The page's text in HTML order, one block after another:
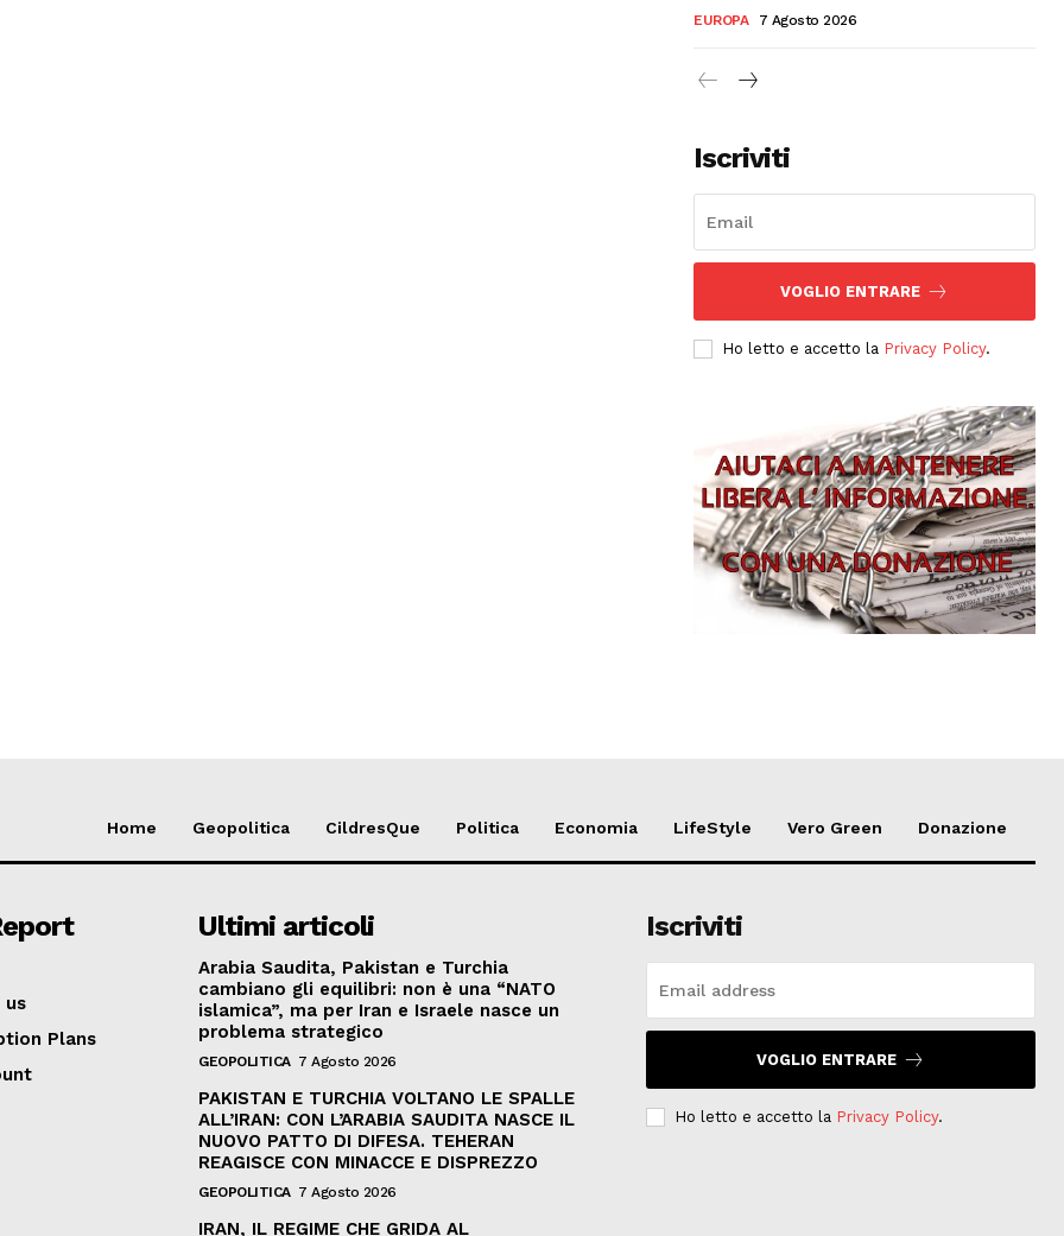
EUROPA 7 Agosto 2026
Iscriviti
VOGLIO ENTRARE
Ho letto e accetto la Privacy Policy.
Home Geopolitica CildresQue Politica Economia LifeStyle Vero Green Donazione
us
Plans
Ultimi articoli
Arabia Saudita, Pakistan e Turchia
cambiano gli equilibri: non è una “NATO
islamica”, ma per Iran e Israele nasce un
problema strategico
GEOPOLITICA 7 Agosto 2026
PAKISTAN E TURCHIA VOLTANO LE SPALLE
ALL’IRAN: CON L’ARABIA SAUDITA NASCE IL
NUOVO PATTO DI DIFESA. TEHERAN
REAGISCE CON MINACCE E DISPREZZO
GEOPOLITICA 7 Agosto 2026
IRAN, IL REGIME CHE GRIDA AL
Iscriviti
VOGLIO ENTRARE
Ho letto e accetto la Privacy Policy.